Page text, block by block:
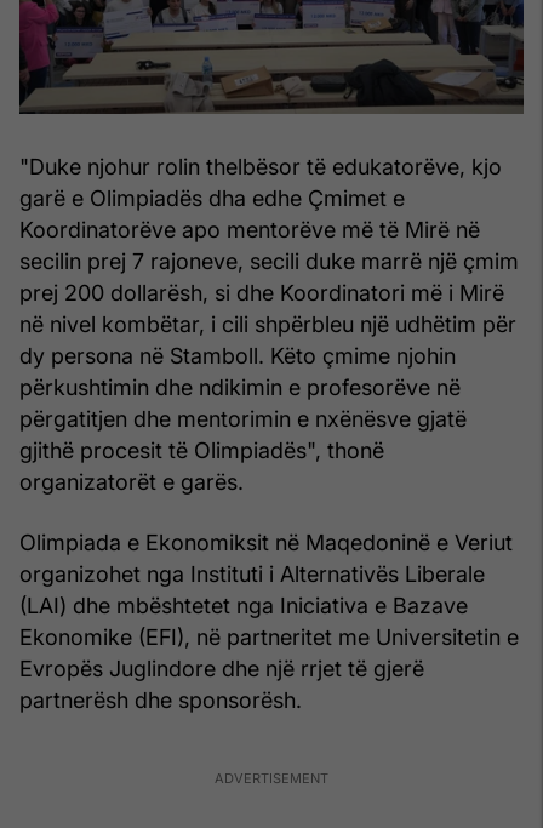
"Duke njohur rolin thelbësor të edukatorëve, kjo
garë e Olimpiadës dha edhe Çmimet e
Koordinatorëve apo mentorëve më të Mirë në
secilin prej 7 rajoneve, secili duke marrë një çmim
prej 200 dollarësh, si dhe Koordinatori më i Mirë
në nivel kombëtar, i cili shpërbleu një udhëtim për
dy persona në Stamboll. Këto çmime njohin
përkushtimin dhe ndikimin e profesorëve në
përgatitjen dhe mentorimin e nxënësve gjatë
gjithë procesit të Olimpiadës", thonë
organizatorët e garës.
Olimpiada e Ekonomiksit në Maqedoninë e Veriut
organizohet nga Instituti i Alternativës Liberale
(LAI) dhe mbështetet nga Iniciativa e Bazave
Ekonomike (EFI), në partneritet me Universitetin e
Evropës Juglindore dhe një rrjet të gjerë
partnerësh dhe sponsorësh.